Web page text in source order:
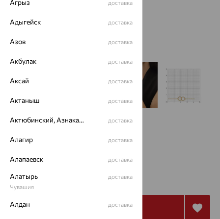
17
от 13 226 36 740
Купить
Агрыз доставка
Адыгейск доставка
Азов доставка
Акбулак доставка
Аксай доставка
Актаныш доставка
Актюбинский, Азнакаевский район доставка
Алагир доставка
Алапаевск доставка
Алатырь
Чувашия
доставка
Алдан доставка